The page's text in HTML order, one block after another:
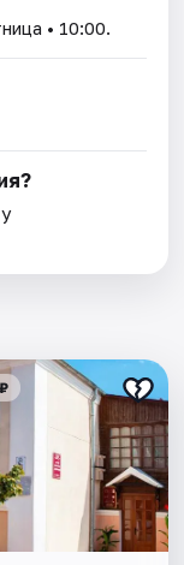
• 10:00.